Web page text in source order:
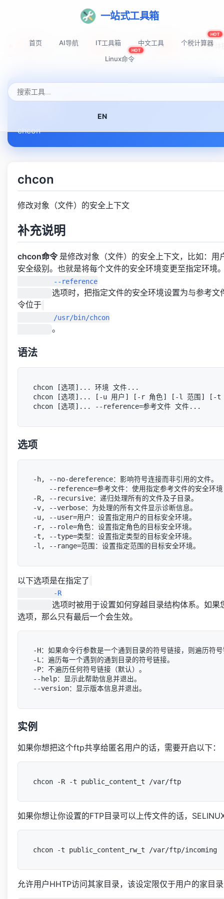
一站式工具箱
首页 AI导航 IT工具箱 中文工具 个税计算器
HOT
Linux命令
HOT
EN
🔥 热门推荐: Top-AI-Tools NEW AI提示词秘籍 NEW AI IDE智能体
chcon
chcon
chcon
修改对象（文件）的安全上下文
补充说明
chcon命令 是修改对象（文件）的安全上下文，比如：用
安全级别。也就是将每个文件的安全环境变更至指定环境
选项时，把指定文件的安全环境设置为与参考
令位于
。
语法
chcon [选项]... 环境 文件...
chcon [选项]... [-u 用户] [-r 角色] [-l 范围] [-t
选项
-h, --no-dereference：影响符号连接而非引用的文件。
--reference=参考文件：使用指定参考文件的安全环境
-R, --recursive：递归处理所有的文件及子目录。
-v, --verbose：为处理的所有文件显示诊断信息。
-u, --user=用户：设置指定用户的目标安全环境。
-r, --role=角色：设置指定角色的目标安全环境。
-t, --type=类型：设置指定类型的目标安全环境。
以下选项是在指定了
选项时被用于设置如何穿越目录结构体系。如果
选项，那么只有最后一个会生效。
-H：如果命令行参数是一个通到目录的符号链接，则遍历符
-L：遍历每一个遇到的通到目录的符号链接。
-P：不遍历任何符号链接（默认）。
--help：显示此帮助信息并退出。
实例
如果你想把这个ftp共享给匿名用户的话，需要开启以下：
chcon -R -t public_content_t /var/ftp
如果你想让你设置的FTP目录可以上传文件的话，
chcon -t public_content_rw_t /var/ftp/incoming
允许用户HHTP访问其家目录，该设定限仅于用户的家目